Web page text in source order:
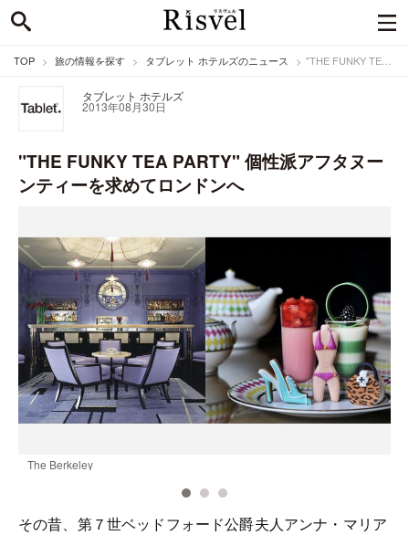
TOP 旅の情報を探す タブレット ホテルズのニュース "THE FUNKY TEA PARTY" 個性派アフタヌーンティーを求めてロンドンへ
タブレット ホテルズ
2013年08月30日
"THE FUNKY TEA PARTY" 個性派アフタヌー
ンティーを求めてロンドンへ
The Berkeley
その昔、第７世ベッドフォード公爵夫人アンナ・マリア